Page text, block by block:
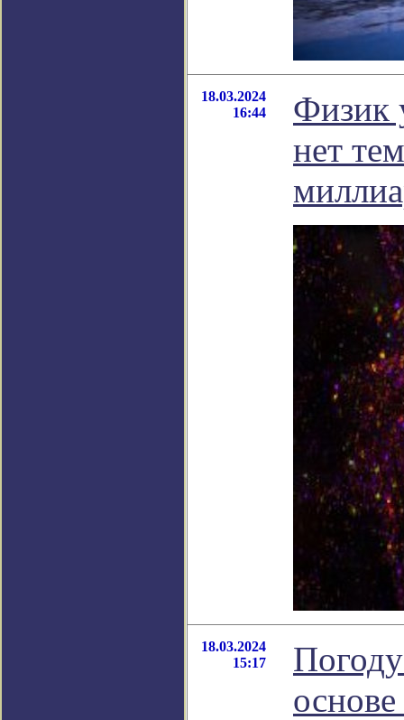
18.03.2024
16:44
Физик
нет
18.03.2024
15:17